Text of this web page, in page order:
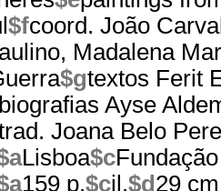
$fcoord. João
Madalena
$gtextos Ferit
biografias Ayse
Joana Belo
Lisboa$c
159 p.$cil.$d 29 cm